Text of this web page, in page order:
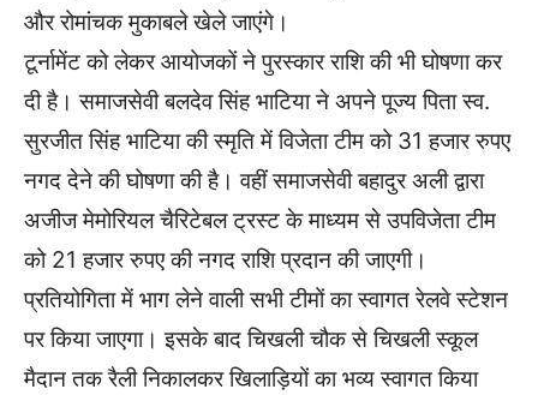
और रोमांचक मुकाबले खेले जाएंगे।
टूर्नामेंट को लेकर आयोजकों ने पुरस्कार राशि की भी घोषणा कर
दी है। समाजसेवी बलदेव सिंह भाटिया ने अपने पूज्य पिता स्व.
सुरजीत सिंह भाटिया की स्मृति में विजेता टीम को 31 हजार रुपए
नगद देने की घोषणा की है। वहीं समाजसेवी बहादुर अली द्वारा
अजीज मेमोरियल चैरिटेबल ट्रस्ट के माध्यम से उपविजेता टीम
को 21 हजार रुपए की नगद राशि प्रदान की जाएगी।
प्रतियोगिता में भाग लेने वाली सभी टीमों का स्वागत रेलवे स्टेशन
पर किया जाएगा। इसके बाद चिखली चौक से चिखली स्कूल
मैदान तक रैली निकालकर खिलाड़ियों का भव्य स्वागत किया